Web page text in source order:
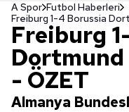
A Spor Futbol Haberleri
Freiburg 1-4 Borussia
Freiburg
Dortmund
- ÖZET
Almanya